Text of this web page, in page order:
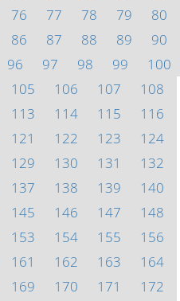
76 77 78 79
80
86 87 88 89
90
96 97 98 99
100
105 106 107
108
113 114 115
116
121 122 123
124
129 130 131
132
137 138 139
140
145 146 147
148
153 154 155
156
161 162 163
164
169 170 171
172